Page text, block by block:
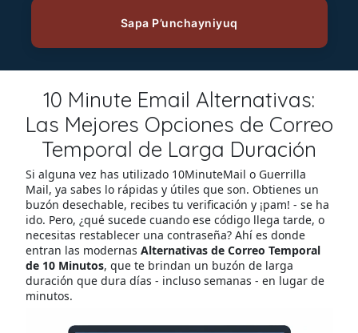
10 Minute Email Alternativas:
Las Mejores Opciones de Correo
Temporal de Larga Duración
Si alguna vez has utilizado 10MinuteMail o Guerrilla
Mail, ya sabes lo rápidas y útiles que son. Obtienes un
buzón desechable, recibes tu verificación y ¡pam! - se ha
ido. Pero, ¿qué sucede cuando ese código llega tarde, o
necesitas restablecer una contraseña? Ahí es donde
entran las modernas Alternativas de Correo Temporal
de 10 Minutos, que te brindan un buzón de larga
duración que dura días - incluso semanas - en lugar de
minutos.